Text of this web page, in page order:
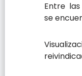
Entre
se